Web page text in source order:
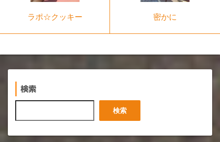
ラポ☆クッキー 密かに
検索
索
検索